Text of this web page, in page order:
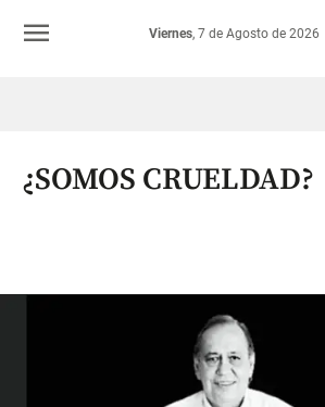
Colombia
Viernes, 7 de Agosto de 2026
menu
¿SOMOS CRUELDAD?